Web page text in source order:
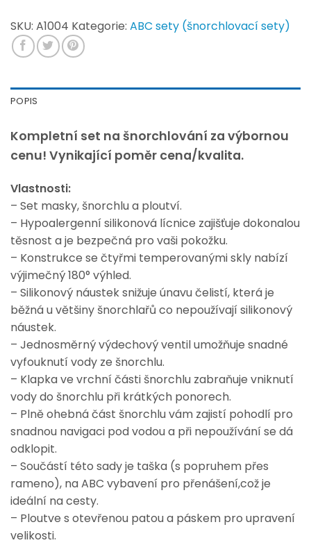
SKU: A1004 Kategorie: ABC sety (šnorchlovací sety)
POPIS
Kompletní set na šnorchlování za výbornou
cenu! Vynikající poměr cena/kvalita.
Vlastnosti:
– Set masky, šnorchlu a ploutví.
– Hypoalergenní silikonová lícnice zajišťuje dokonalou
těsnost a je bezpečná pro vaši pokožku.
– Konstrukce se čtyřmi temperovanými skly nabízí
výjimečný 180° výhled.
– Silikonový náustek snižuje únavu čelistí, která je
běžná u většiny šnorchlařů co nepoužívají silikonový
náustek.
– Jednosměrný výdechový ventil umožňuje snadné
vyfouknutí vody ze šnorchlu.
– Klapka ve vrchní části šnorchlu zabraňuje vniknutí
vody do šnorchlu při krátkých ponorech.
– Plně ohebná část šnorchlu vám zajistí pohodlí pro
snadnou navigaci pod vodou a při nepoužívání se dá
odklopit.
– Součástí této sady je taška (s popruhem přes
rameno), na ABC vybavení pro přenášení,což je
ideální na cesty.
– Ploutve s otevřenou patou a páskem pro upravení
velikosti.